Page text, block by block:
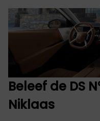
Beleef de DS
Niklaas